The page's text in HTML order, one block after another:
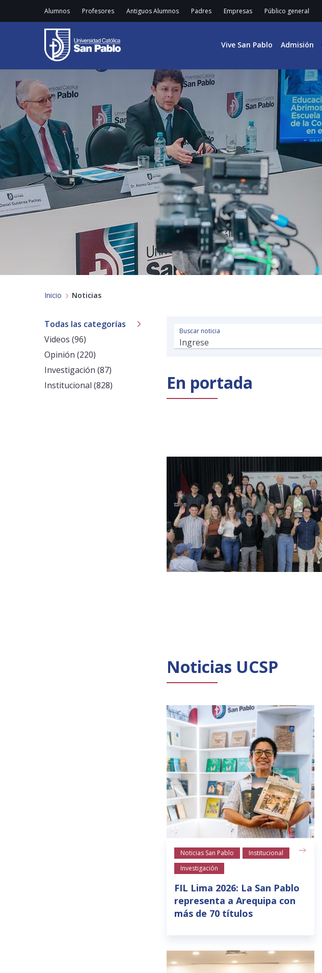
Alumnos Profesores Antiguos Alumnos Padres Empresas Público general
Vive San Pablo Admisión
Inicio Noticias
Todas las categorías
Videos (96)
Opinión (220)
Investigación (87)
Institucional (828)
Buscar noticia
En portada
Noticias UCSP
Noticias San Pablo
Institucional
Investigación
FIL Lima 2026: La San Pablo
representa a Arequipa con
más de 70 títulos